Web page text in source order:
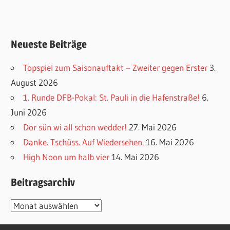
Neueste Beiträge
Topspiel zum Saisonauftakt – Zweiter gegen Erster 3.
August 2026
1. Runde DFB-Pokal: St. Pauli in die Hafenstraße! 6.
Juni 2026
Dor sün wi all schon wedder! 27. Mai 2026
Danke. Tschüss. Auf Wiedersehen. 16. Mai 2026
High Noon um halb vier 14. Mai 2026
Beitragsarchiv
Beitragsarchiv